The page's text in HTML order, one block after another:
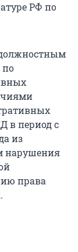
РФ по
должностным
в период с
из
нарушения
права